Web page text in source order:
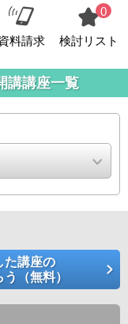
料請求
0
検討リスト
講講座一覧
た講座の
（無料）